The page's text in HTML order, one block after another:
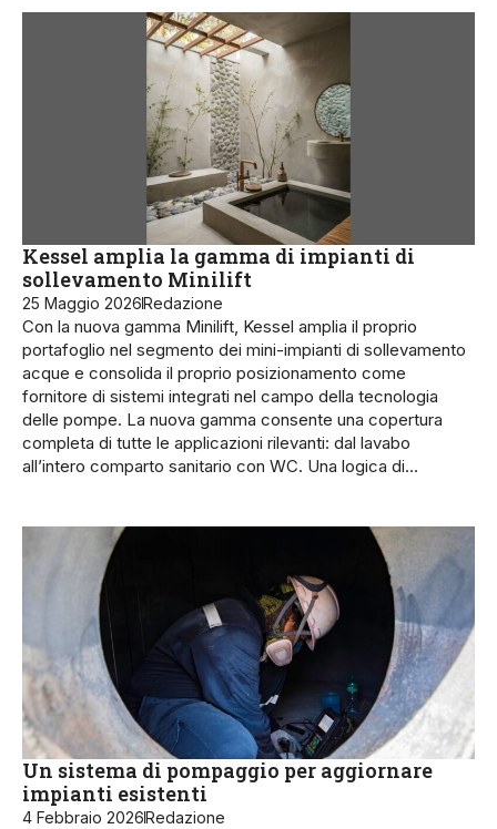
Kessel amplia la gamma di impianti di
sollevamento Minilift
25 Maggio 2026Redazione
Con la nuova gamma Minilift, Kessel amplia il proprio
portafoglio nel segmento dei mini-impianti di sollevamento
acque e consolida il proprio posizionamento come
fornitore di sistemi integrati nel campo della tecnologia
delle pompe. La nuova gamma consente una copertura
completa di tutte le applicazioni rilevanti: dal lavabo
all’intero comparto sanitario con WC. Una logica di…
Un sistema di pompaggio per aggiornare
impianti esistenti
4 Febbraio 2026Redazione